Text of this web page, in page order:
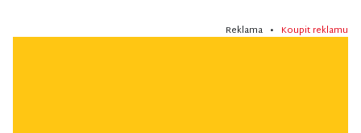
Reklama • Koupit reklamu